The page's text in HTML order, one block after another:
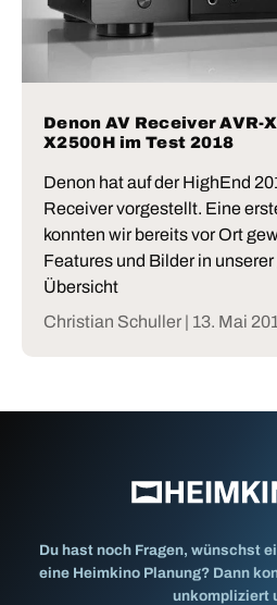
Denon AV Receiver AVR-
X2500H im Test 2018
Denon hat auf der HighEnd
Receiver vorgestellt. Eine
konnten wir bereits vor Ort
Features und Bilder in
Übersicht
Christian Schuller | 13. Mai
Du hast noch Fragen, wünschst
eine Heimkino Planung? Dann
unkompliziert